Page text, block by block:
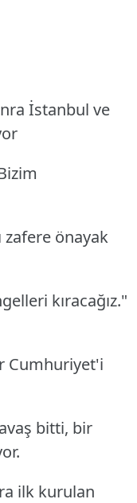
İstanbul ve
zafere önayak
kıracağız."
Cumhuriyet'i
bitti, bir
ilk kurulan